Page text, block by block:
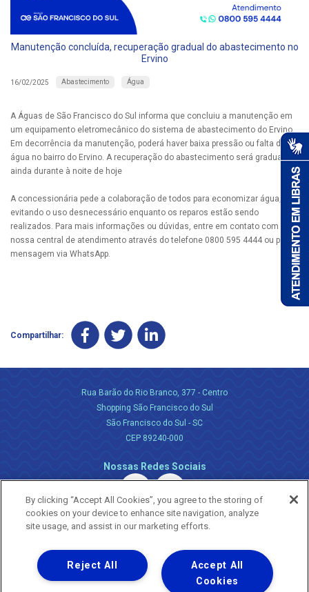
Manutenção concluída, recuperação gradual do abastecimento no
Ervino
16/02/2025 Abastecimento Água
A Águas de São Francisco do Sul informa que concluiu a manutenção em
um equipamento eletromecânico do sistema de abastecimento do Ervino.
Em decorrência da manutenção, poderá haver baixa pressão ou falta de
água no bairro do Ervino. A recuperação do abastecimento será gradual
ainda durante à noite de hoje
A concessionária pede a colaboração de todos para economizar água,
evitando o uso desnecessário enquanto os reparos estão sendo
realizados. Para mais informações ou dúvidas, entre em contato com a
nossa central de atendimento através do telefone 0800 595 4444 ou por
mensagem via WhatsApp.
Compartilhar:
Rua Barão do Rio Branco, 377 - Centro
Shopping São Francisco do Sul
São Francisco do Sul - SC
CEP 89240-000
Nossas Redes Sociais
Uma empresa
Copyright ® 2026 - Todos os Direitos Reservados.
By clicking “Accept All Cookies”, you agree to the storing of
cookies on your device to enhance site navigation, analyze
site usage, and assist in our marketing efforts.
Accept All
Cookies
Reject All